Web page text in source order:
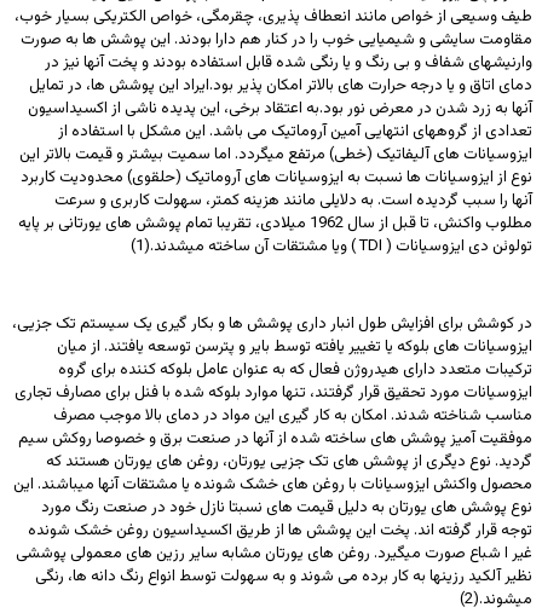
طیف وسیعی از خواص مانند انعطاف پذیری، چقرمگی، خواص الکتریکی بسیار خوب،
مقاومت سایشی و شیمیایی خوب را در کنار هم دارا بودند. این پوشش ها به صورت
وارنیشهای شفاف و بی رنگ و یا رنگی شده قابل استفاده بودند و پخت آنها نیز در
دمای اتاق و یا درجه حرارت های بالاتر امکان پذیر بود.ایراد این پوشش ها، در تمایل
آنها به زرد شدن در معرض نور بود.به اعتقاد برخی، این پدیده ناشی از اکسیداسیون
تعدادی از گروههای انتهایی آمین آروماتیک می باشد. این مشکل با استفاده از
ایزوسیانات های آلیفاتیک (خطی) مرتفع میگردد. اما سمیت بیشتر و قیمت بالاتر این
نوع از ایزوسیانات ها نسبت به ایزوسیانات های آروماتیک (حلقوی) محدودیت کاربرد
آنها را سبب گردیده است. به دلایلی مانند هزینه کمتر، سهولت کاربری و سرعت
مطلوب واکنش، تا قبل از سال 1962 میلادی، تقریبا تمام پوشش های یورتانی بر پایه
تولوئن دی ایزوسیانات ( TDI ) ویا مشتقات آن ساخته میشدند.(1)
در کوشش برای افزایش طول انبار داری پوشش ها و بکار گیری یک سیستم تک جزیی،
ایزوسیانات های بلوکه یا تغییر یافته توسط بایر و پترسن توسعه یافتند. از میان
ترکیبات متعدد دارای هیدروژن فعال که به عنوان عامل بلوکه کننده برای گروه
ایزوسیانات مورد تحقیق قرار گرفتند، تنها موارد بلوکه شده با فنل برای مصارف تجاری
مناسب شناخته شدند. امکان به کار گیری این مواد در دمای بالا موجب مصرف
موفقیت آمیز پوشش های ساخته شده از آنها در صنعت برق و خصوصا روکش سیم
گردید. نوع دیگری از پوشش های تک جزیی یورتان، روغن های یورتان هستند که
محصول واکنش ایزوسیانات با روغن های خشک شونده یا مشتقات آنها میباشند. این
نوع پوشش های یورتان به دلیل قیمت های نسبتا نازل خود در صنعت رنگ مورد
توجه قرار گرفته اند. پخت این پوشش ها از طریق اکسیداسیون روغن خشک شونده
غیر ا شباع صورت میگیرد. روغن های یورتان مشابه سایر رزین های معمولی پوششی
نظیر آلکید رزینها به کار برده می شوند و به سهولت توسط انواع رنگ دانه ها، رنگی
میشوند.(2)